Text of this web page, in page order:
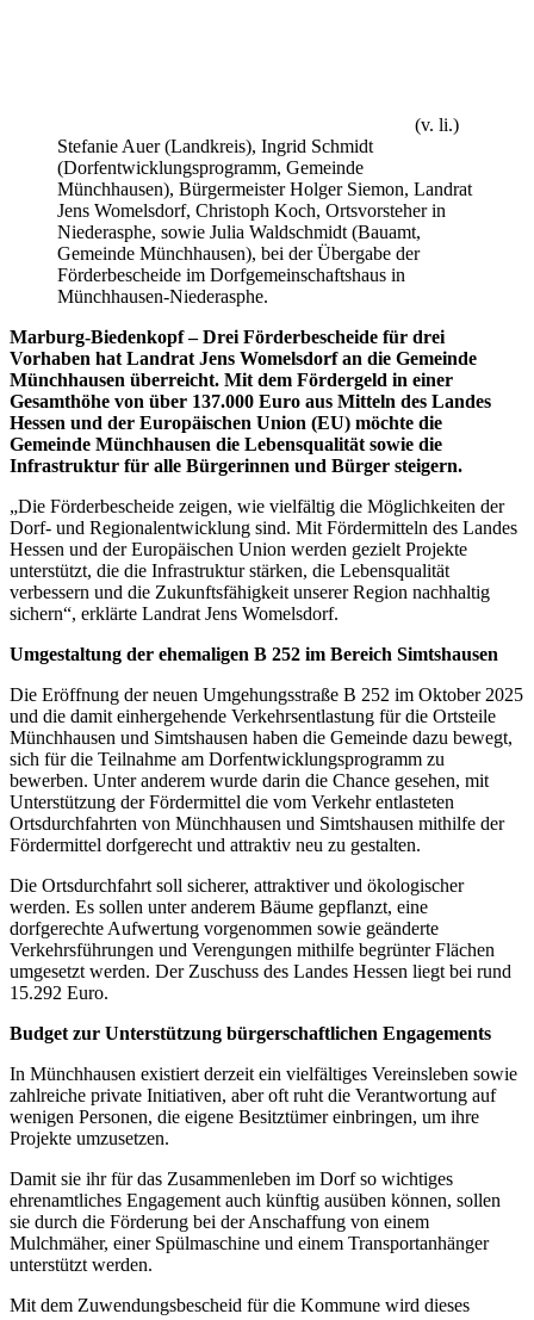
(v. li.)
Stefanie Auer (Landkreis), Ingrid Schmidt
(Dorfentwicklungsprogramm, Gemeinde
Münchhausen), Bürgermeister Holger Siemon, Landrat
Jens Womelsdorf, Christoph Koch, Ortsvorsteher in
Niederasphe, sowie Julia Waldschmidt (Bauamt,
Gemeinde Münchhausen), bei der Übergabe der
Förderbescheide im Dorfgemeinschaftshaus in
Münchhausen-Niederasphe.
Marburg-Biedenkopf – Drei Förderbescheide für drei
Vorhaben hat Landrat Jens Womelsdorf an die Gemeinde
Münchhausen überreicht. Mit dem Fördergeld in einer
Gesamthöhe von über 137.000 Euro aus Mitteln des Landes
Hessen und der Europäischen Union (EU) möchte die
Gemeinde Münchhausen die Lebensqualität sowie die
Infrastruktur für alle Bürgerinnen und Bürger steigern.
„Die Förderbescheide zeigen, wie vielfältig die Möglichkeiten der
Dorf- und Regionalentwicklung sind. Mit Fördermitteln des Landes
Hessen und der Europäischen Union werden gezielt Projekte
unterstützt, die die Infrastruktur stärken, die Lebensqualität
verbessern und die Zukunftsfähigkeit unserer Region nachhaltig
sichern“, erklärte Landrat Jens Womelsdorf.
Umgestaltung der ehemaligen B 252 im Bereich Simtshausen
Die Eröffnung der neuen Umgehungsstraße B 252 im Oktober 2025
und die damit einhergehende Verkehrsentlastung für die Ortsteile
Münchhausen und Simtshausen haben die Gemeinde dazu bewegt,
sich für die Teilnahme am Dorfentwicklungsprogramm zu
bewerben. Unter anderem wurde darin die Chance gesehen, mit
Unterstützung der Fördermittel die vom Verkehr entlasteten
Ortsdurchfahrten von Münchhausen und Simtshausen mithilfe der
Fördermittel dorfgerecht und attraktiv neu zu gestalten.
Die Ortsdurchfahrt soll sicherer, attraktiver und ökologischer
werden. Es sollen unter anderem Bäume gepflanzt, eine
dorfgerechte Aufwertung vorgenommen sowie geänderte
Verkehrsführungen und Verengungen mithilfe begrünter Flächen
umgesetzt werden. Der Zuschuss des Landes Hessen liegt bei rund
15.292 Euro.
Budget zur Unterstützung bürgerschaftlichen Engagements
In Münchhausen existiert derzeit ein vielfältiges Vereinsleben sowie
zahlreiche private Initiativen, aber oft ruht die Verantwortung auf
wenigen Personen, die eigene Besitztümer einbringen, um ihre
Projekte umzusetzen.
Damit sie ihr für das Zusammenleben im Dorf so wichtiges
ehrenamtliches Engagement auch künftig ausüben können, sollen
sie durch die Förderung bei der Anschaffung von einem
Mulchmäher, einer Spülmaschine und einem Transportanhänger
unterstützt werden.
Mit dem Zuwendungsbescheid für die Kommune wird dieses